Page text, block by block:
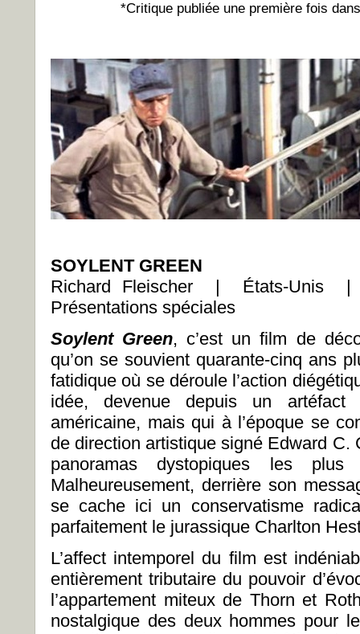
*Critique publiée une première fois
SOYLENT GREEN
Richard Fleischer | États-
Présentations spéciales
Soylent Green, c’est un film de
qu’on se souvient quarante-cinq ans
fatidique où se déroule l’action
idée, devenue depuis un artéfact
américaine, mais qui à l’époque se
de direction artistique signé Edward C.
panoramas dystopiques les plus
Malheureusement, derrière son
se cache ici un conservatisme
parfaitement le jurassique Charlton
L’affect intemporel du film est
entièrement tributaire du pouvoir
l’appartement miteux de Thorn et
nostalgique des deux hommes pour